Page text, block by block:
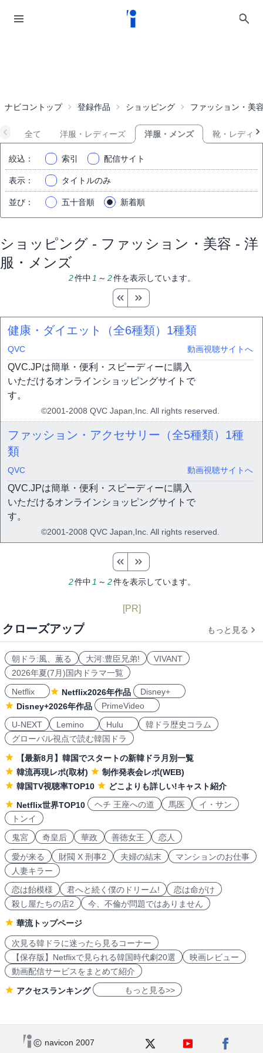
ナビコントップ 登録作品 ショッピング ファッション・美
全て 洋服・レディーズ 洋服・メンズ 靴・レディ
絞込 ： 索引 配信サイト
表示 ： タイトルのみ
並び ： 五十音順 新着順
ショッピング - ファッション・美容 - 洋
服・メンズ
2件中 1 ～ 2件を表示しています。
健康・ダイエット（全6種類） 1種類
QVC 動画視聴サイトへ
QVC.JPは簡単・便利・スピーディーに購入
いただけるオンラインショッピングサイトで
す。
©2001-2008 QVC Japan,Inc. All rights reserved.
ファッション・アクセサリー（全5種類） 1種
類
QVC 動画視聴サイトへ
QVC.JPは簡単・便利・スピーディーに購入
いただけるオンラインショッピングサイトで
す。
©2001-2008 QVC Japan,Inc. All rights reserved.
2件中 1 ～ 2件を表示しています。
[PR]
クローズアップ もっと見る
朝ドラ:風、薫る 大河:豊臣兄弟!
VIVANT
2026年夏(7月)国内ドラマ一覧
Netflix
Netflix2026年作品
Disney+
Disney+2026年作品
PrimeVideo
U-NEXT
Lemino Hulu
韓ドラ歴史コラム
グローバル視点で読む韓国ドラ
【最新8月】韓国でスタートの新韓ドラ月別一覧
韓流再現レポ(取材)
制作発表会レポ(WEB)
韓国TV視聴率TOP10
どこよりも詳しい!キャスト紹介
Netflix世界TOP10
ヘチ 王座への道 馬医
イ・サン
トンイ
鬼宮
奇皇后 華政 善徳女王 恋人
愛が来る 財閥 X 刑事2 夫婦の結末
マンションのお仕事
人妻キラー
恋は飴模様
君へと続く僕のドリーム!
恋は命がけ
殺し屋たちの店2
今、不倫が問題ではありません
華流トップページ
次見る韓ドラに迷ったら見るコーナー
【保存版】Netflixで見られる韓国時代劇20選
映画レビュー
動画配信サービスをまとめて紹介
アクセスランキング もっと見る>>
navicon 2007